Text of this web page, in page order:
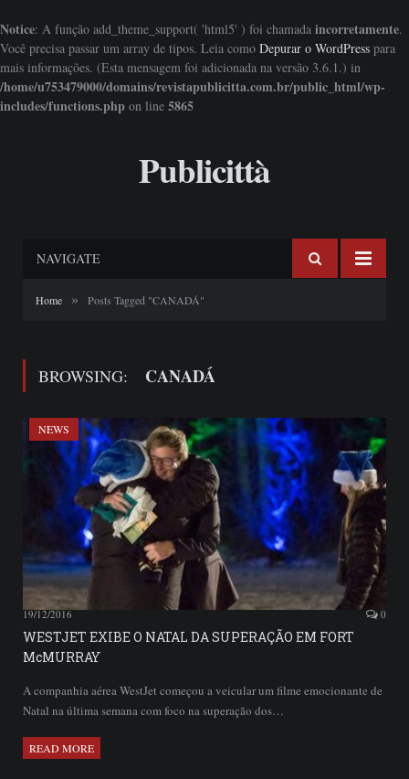
Notice: A função add_theme_support( 'html5' ) foi chamada incorretamente.
Você precisa passar um array de tipos. Leia como Depurar o WordPress para
mais informações. (Esta mensagem foi adicionada na versão 3.6.1.) in
/home/u753479000/domains/revistapublicitta.com.br/public_html/wp-
includes/functions.php on line 5865
Publicittà
NAVIGATE
Home » Posts Tagged "CANADÁ"
BROWSING: CANADÁ
NEWS
19/12/2016 0
WESTJET EXIBE O NATAL DA SUPERAÇÃO EM FORT
McMURRAY
A companhia aérea WestJet começou a veicular um filme emocionante de
Natal na última semana com foco na superação dos…
READ MORE